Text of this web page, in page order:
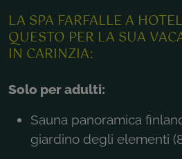
LA SPA FARFALLE A
QUESTO PER LA SUA
IN CARINZIA:
Solo per adulti:
Sauna panoramica
giardino degli elementi